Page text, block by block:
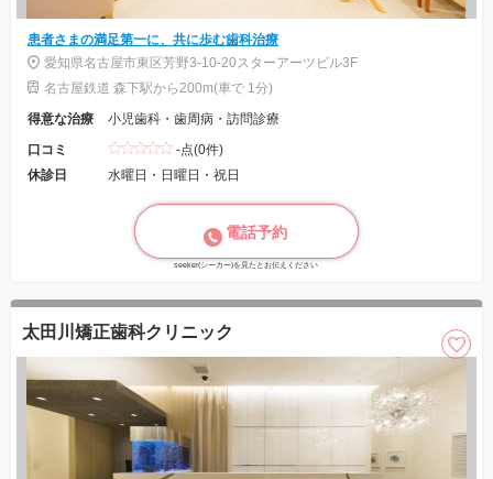
患者さまの満足第一に、共に歩む歯科治療
愛知県名古屋市東区芳野3-10-20スターアーツビル3F
名古屋鉄道 森下駅から200m(車で 1分)
得意な治療
小児歯科・歯周病・訪問診療
口コミ
-点(0件)
休診日
水曜日・日曜日・祝日
電話予約
seeker(シーカー)を見たとお伝えください
太田川矯正歯科クリニック